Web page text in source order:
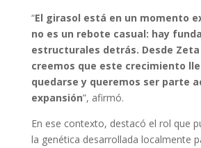
“El girasol está en un momento
no es un rebote casual: hay
estructurales detrás. Desde Zeta
creemos que este crecimiento
quedarse y queremos ser parte
expansión”, afirmó.
En ese contexto, destacó el rol que
la genética desarrollada localmente